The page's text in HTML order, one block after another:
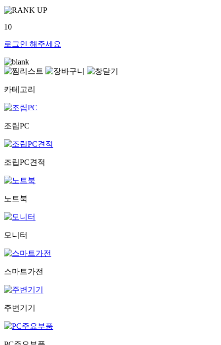
10
로그인 해주세요
카테고리
조립PC
조립PC견적
노트북
모니터
스마트가전
주변기기